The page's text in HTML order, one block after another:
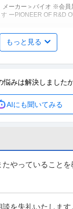
メーカー＞バイオ ※会
ーPIONEER OF R&D
で顧客の0→1を
ット＞インターネット
療」データ分析・数
業種】保険＞損害保険
ります # ミッション ア
もっと見る
悩みは解決しました
AIにも聞いてみる
やっていること
を失礼いたしま